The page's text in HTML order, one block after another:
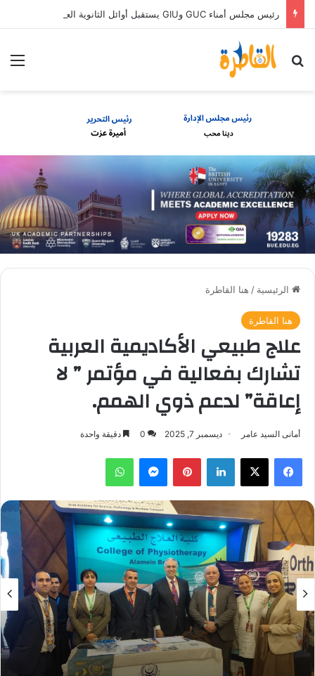
بحث عن
الرئيسية / هنا القاطرة
هنا القاطرة
علاج طبيعي الأكاديمية العربية
تشارك بفعالية في مؤتمر ” لا
إعاقة” لدعم ذوي الهمم.
أمانى السيد عامر ديسمبر 7, 2025 0 دقيقة واحدة
فيسبوك ‫X لينكدإن بينتيريستماسنجر واتساب